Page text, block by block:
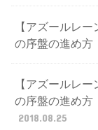
【アズールレ
の序盤の進め方
【アズールレ
の序盤の進め方
2018.08.25